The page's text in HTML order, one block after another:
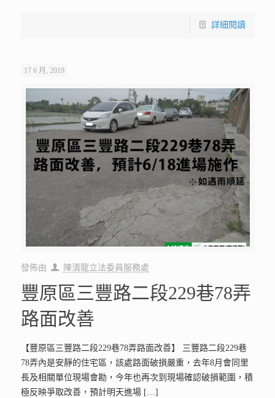
詳細閱讀
17 6 月, 2019
發佈由 陳清龍立法委員服務處
豐原區三豐路二段229巷78弄
路面改善
【豐原區三豐路二段229巷78弄路面改善】 三豐路二段229巷
78弄內是安靜的住宅區，該處路面破損嚴重，去年8月會同里
長及相關單位現場會勘，今年也再次到現場確認破損範圍，積
極反映爭取改善，預計明天進場[…]